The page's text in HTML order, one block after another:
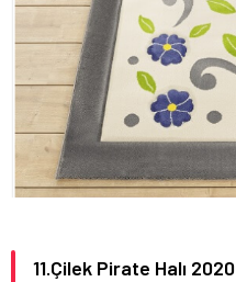
11.Çilek Pirate Halı 2020